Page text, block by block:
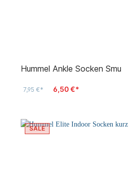
Hummel Ankle Socken Smu
7,95 €* 6,50 €*
SALE